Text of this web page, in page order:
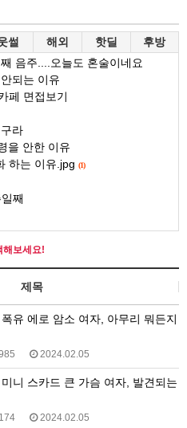
썰 해외 핫딜 후방
음주....오늘도 혼술이네요
되는 이유
페 면접보기
라
을 안한 이유
하는 이유.jpg (1)
째
해보세요!
제목
2024.02.05
2024.02.05